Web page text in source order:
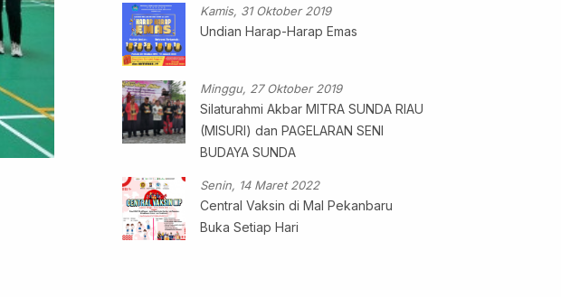
Kamis, 31 Oktober 2019
Undian Harap-Harap Emas
Minggu, 27 Oktober 2019
Silaturahmi Akbar MITRA SUNDA RIAU
(MISURI) dan PAGELARAN SENI
BUDAYA SUNDA
Senin, 14 Maret 2022
Central Vaksin di Mal Pekanbaru
Buka Setiap Hari